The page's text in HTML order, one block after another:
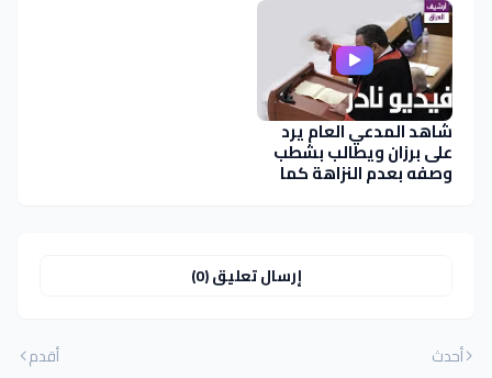
شاهد المدعي العام يرد
على برزان ويطالب بشطب
وصفه بعدم النزاهة كما
نفى تسريب معلومات عن
إرسال تعليق (0)
أحدث أقدم